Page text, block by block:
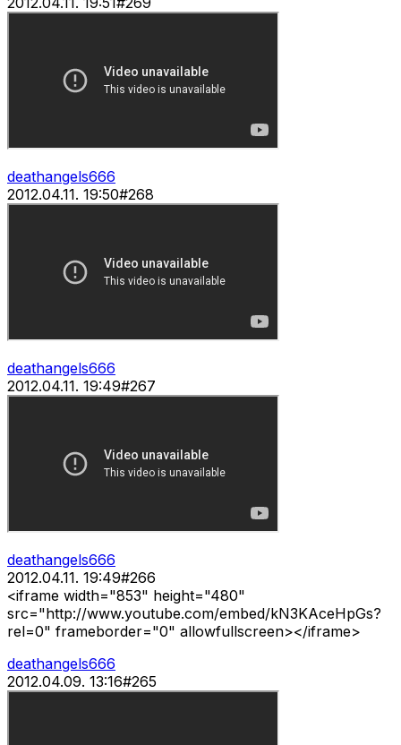
deathangels666
2012.04.11. 19:50#268
deathangels666
2012.04.11. 19:49#267
deathangels666
2012.04.11. 19:49#266
<iframe width="853" height="480"
src="http://www.youtube.com/embed/kN3KAceHpGs?
rel=0" frameborder="0" allowfullscreen></iframe>
deathangels666
2012.04.09. 13:16#265